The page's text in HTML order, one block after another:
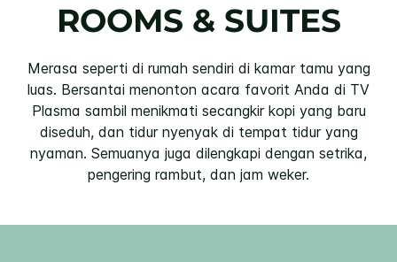
ROOMS & SUITES
Merasa seperti di rumah sendiri di kamar tamu yang
luas. Bersantai menonton acara favorit Anda di TV
Plasma sambil menikmati secangkir kopi yang baru
diseduh, dan tidur nyenyak di tempat tidur yang
nyaman. Semuanya juga dilengkapi dengan setrika,
pengering rambut, dan jam weker.